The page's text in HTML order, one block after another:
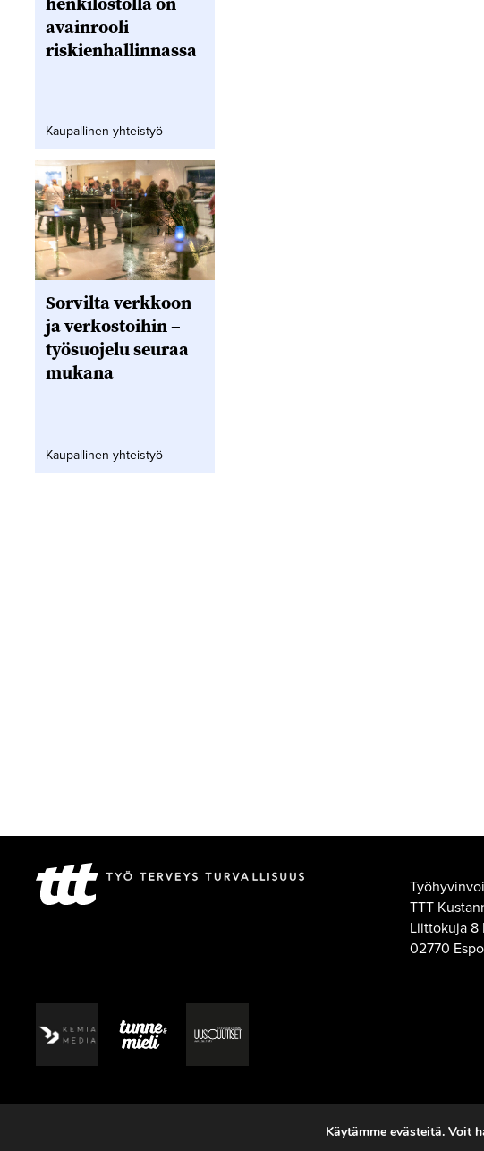
avainrooli
riskienhallinnassa
Kaupallinen yhteistyö
Sorvilta verkkoon
ja verkostoihin –
työsuojelu seuraa
mukana
Kaupallinen yhteistyö
TTT
Liittokuja 8
02770
Käytämme evästeitä. Voit